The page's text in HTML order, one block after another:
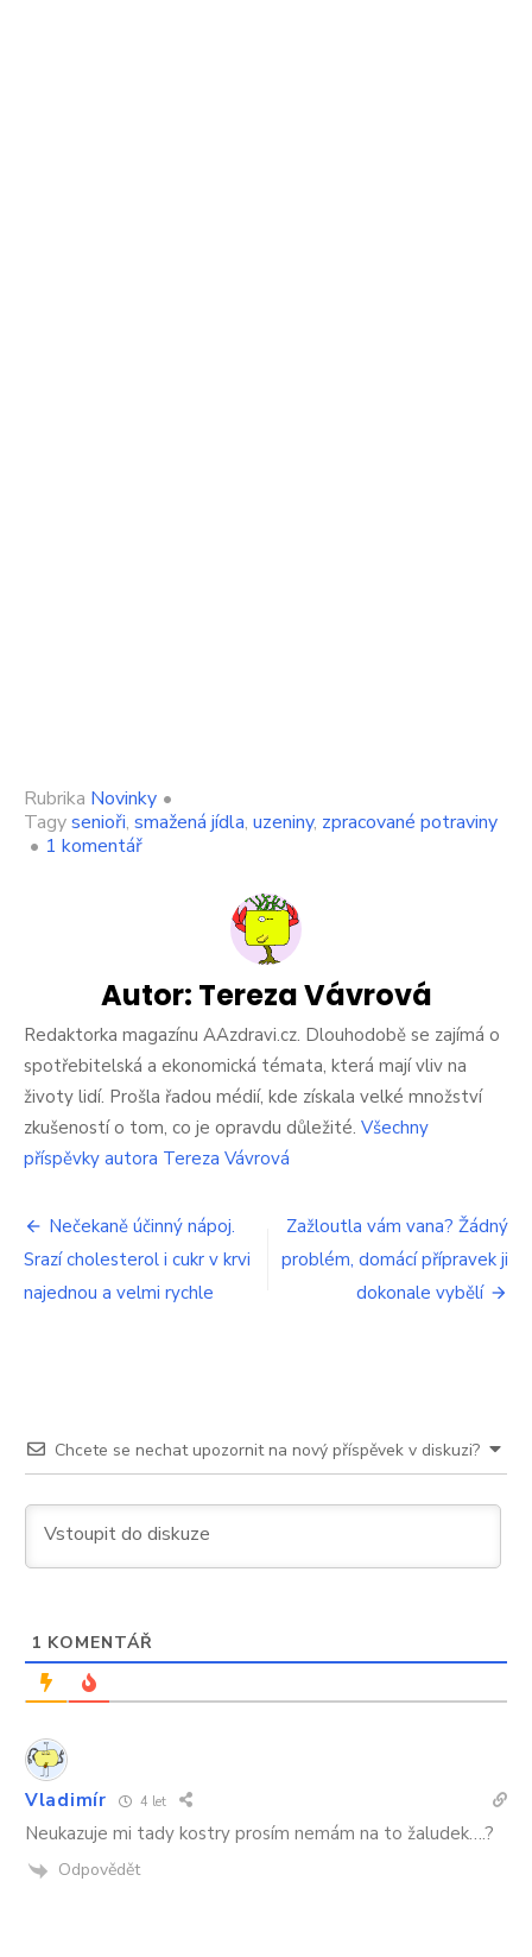
Rubrika Novinky •
Tagysenioři, smažená jídla, uzeniny, zpracované potraviny
• 1 komentářu
vyjmenovala
5
jídel,
která
si
po
padesátce
už
nesmíte
se
nahradí
těžce
Autor: Tereza Vávrová
Redaktorka magazínu AAzdravi.cz. Dlouhodobě se zajímá o
spotřebitelská a ekonomická témata, která mají vliv na
životy lidí. Prošla řadou médií, kde získala velké množství
zkušeností o tom, co je opravdu důležité. Všechny
příspěvky autora Tereza Vávrová
Navigace
pro
příspěvek
Nečekaně účinný nápoj.
Srazí cholesterol i cukr v krvi
najednou a velmi rychle
Zažloutla vám vana? Žádný
problém, domácí přípravek ji
dokonale vybělí
Chcete se nechat upozornit na nový příspěvek v diskuzi?
1 KOMENTÁŘ
Vladimír 4 let
Neukazuje mi tady kostry prosím nemám na to žaludek….?
Odpovědět